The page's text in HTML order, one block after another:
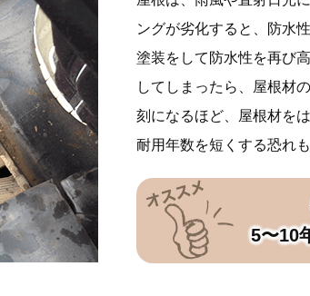
ングが劣化すると、防水
塗装をして防水性を再び
してしまったら、屋根材
刻になるほど、屋根材を
耐用年数を短くする恐れ
5〜10